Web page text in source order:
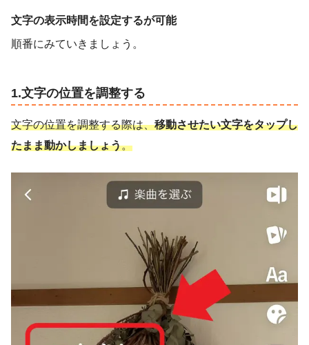
文字の表示時間を設定するが可能
順番にみていきましょう。
1.文字の位置を調整する
文字の位置を調整する際は、移動させたい文字をタップし
たまま動かしましょう。